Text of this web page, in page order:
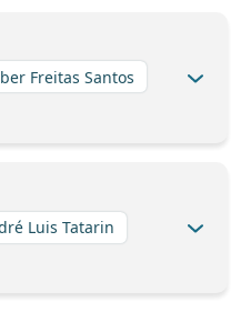
Freitas Santos
Luis Tatarin